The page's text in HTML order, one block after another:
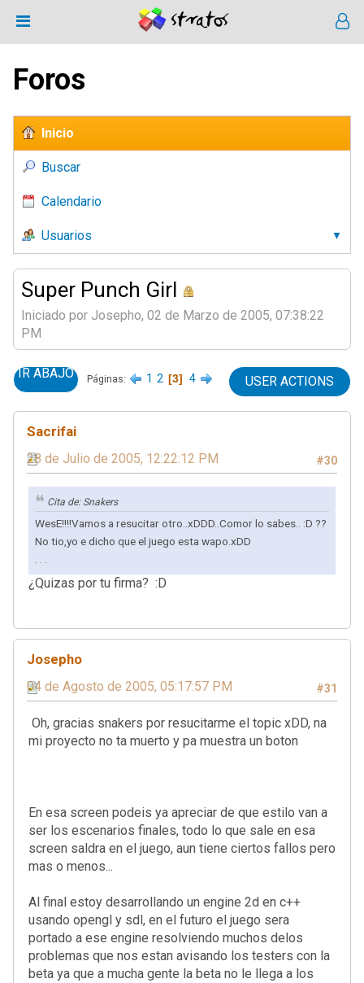
Foros
Inicio
Buscar
Calendario
Usuarios
Super Punch Girl
Iniciado por Josepho, 02 de Marzo de 2005, 07:38:22
PM
IR ABAJO Páginas 1 2 3 4 USER ACTIONS
Sacrifai
#30
28 de Julio de 2005, 12:22:12 PM
Cita de: Snakers
WesE!!!!Vamos a resucitar otro..xDDD..Comor lo sabes.. :D ??
No tio,yo e dicho que el juego esta wapo.xDD
. . .
¿Quizas por tu firma? :D
Josepho
#31
04 de Agosto de 2005, 05:17:57 PM
Oh, gracias snakers por resucitarme el topic xDD, na
mi proyecto no ta muerto y pa muestra un boton
En esa screen podeis ya apreciar de que estilo van a
ser los escenarios finales, todo lo que sale en esa
screen saldra en el juego, aun tiene ciertos fallos pero
mas o menos...
Al final estoy desarrollando un engine 2d en c++
usando opengl y sdl, en el futuro el juego sera
portado a ese engine resolviendo muchos delos
problemas que nos estan avisando los testers con la
beta ya que a mucha gente la beta no le llega a los